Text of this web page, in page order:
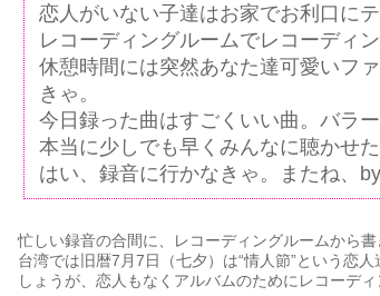
恋人がいない子達はお家でお利口に
レコーディングルームでレコーディ
休憩時間には突然あなた達可愛いフ
きゃ。
今日録った曲はすごくいい曲。バラー
本当に少しでも早くみんなに聴かせた
はい、録音に行かなきゃ。またね、
忙しい録音の合間に、レコーディングルームから書
台湾では旧暦7月7日（七夕）は“情人節”という恋
しょうが、恋人もなくアルバムのためにレコーデ